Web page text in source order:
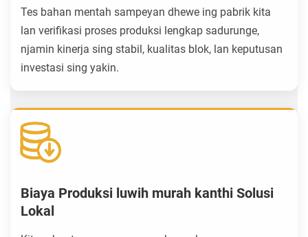
Tes bahan mentah sampeyan dhewe ing pabrik kita
lan verifikasi proses produksi lengkap sadurunge,
njamin kinerja sing stabil, kualitas blok, lan keputusan
investasi sing yakin.
Biaya Produksi luwih murah kanthi Solusi
Lokal